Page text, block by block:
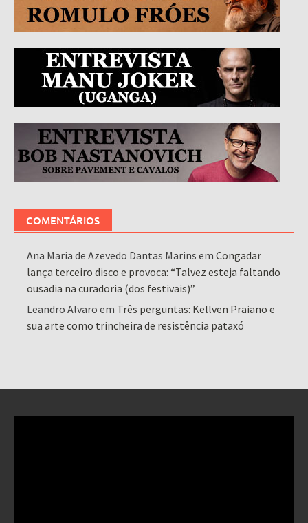
COMENTÁRIOS
Ana Maria de Azevedo Dantas Marins emCongadar
lança terceiro disco e provoca: “Talvez esteja faltando
ousadia na curadoria (dos festivais)”
Leandro Alvaro em Três perguntas: Kellven Praiano e
sua arte como trincheira de resistência pataxó